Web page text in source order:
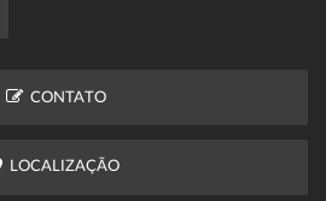
CONTATO
LOCALIZAÇÃO